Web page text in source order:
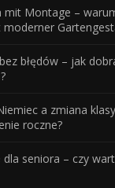
mit Montage –
błędów – jak
a zmiana
roczne?
seniora – czy